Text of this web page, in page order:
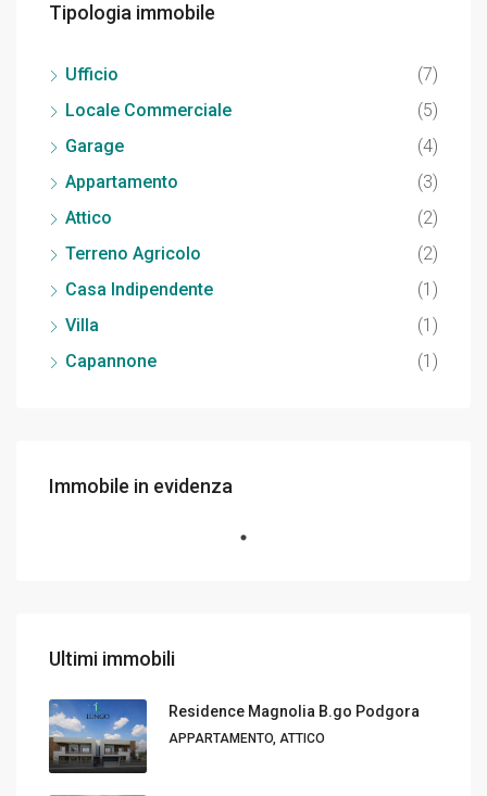
Tipologia immobile
Ufficio
(7)
Locale Commerciale
(5)
Garage
(4)
Appartamento
(3)
Attico
(2)
Terreno Agricolo
(2)
Casa Indipendente
(1)
Villa
(1)
Capannone
(1)
Immobile in evidenza
Ultimi immobili
Residence Magnolia B.go Podgora
APPARTAMENTO, ATTICO